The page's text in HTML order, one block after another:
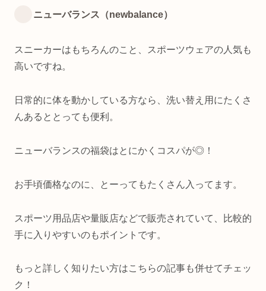
ニューバランス（newbalance）
スニーカーはもちろんのこと、スポーツウェアの人気も
高いですね。
日常的に体を動かしている方なら、洗い替え用にたくさ
んあるととっても便利。
ニューバランスの福袋はとにかくコスパが◎！
お手頃価格なのに、とーってもたくさん入ってます。
スポーツ用品店や量販店などで販売されていて、比較的
手に入りやすいのもポイントです。
もっと詳しく知りたい方はこちらの記事も併せてチェッ
ク！